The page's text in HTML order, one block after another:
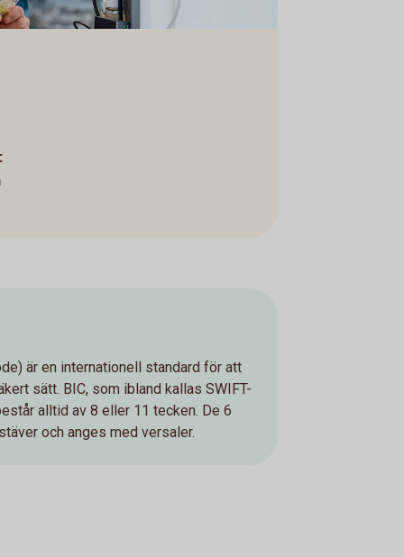
är en internationell standard för att
sätt. BIC, som ibland kallas SWIFT-
alltid av 8 eller 11 tecken. De 6
och anges med versaler.